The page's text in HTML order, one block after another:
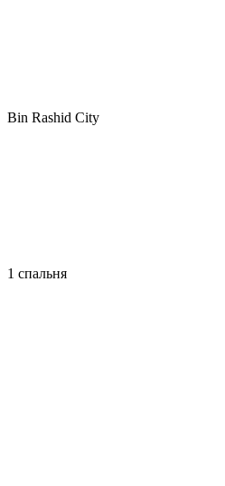
Bin Rashid City
1 спальня